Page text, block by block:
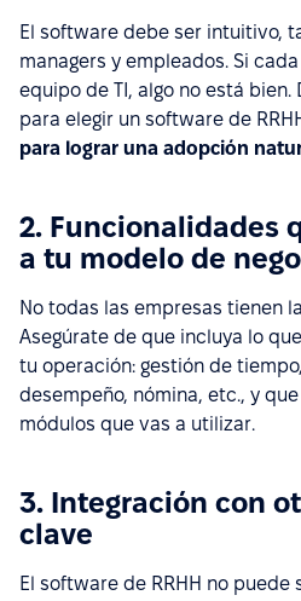
El software debe ser intuitivo,
managers y empleados. Si
equipo de TI, algo no está
para elegir un software de
para lograr una adopción
2. Funcionalidades
a tu modelo de
No todas las empresas tienen
Asegúrate de que incluya lo
tu operación: gestión de tiempo,
desempeño, nómina, etc., y
módulos que vas a utilizar.
3. Integración con
clave
El software de RRHH no puede